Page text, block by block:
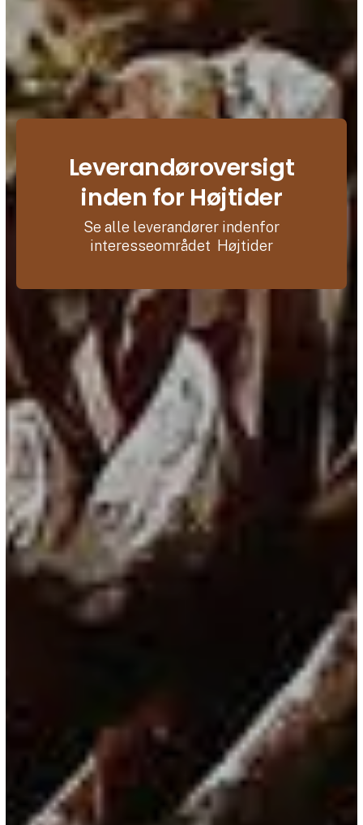
Leverandøroversigt
inden for Højtider
Se alle leverandører indenfor
interesseområdet Højtider